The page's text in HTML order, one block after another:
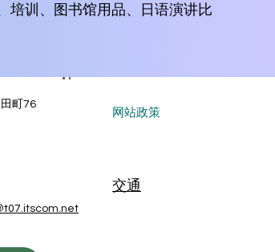
培训、图书馆用品、日语演讲比
町76
​网站政策
交通